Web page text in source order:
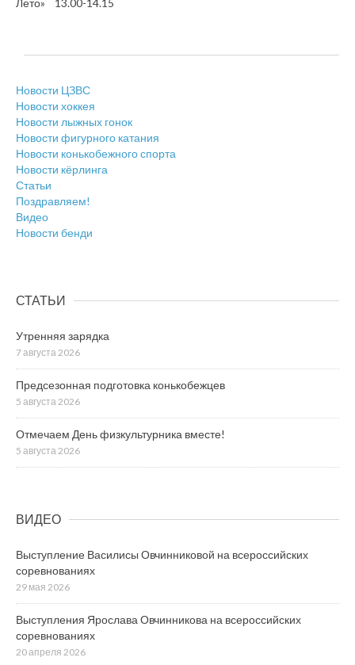
Лето» 13.00-14.15
Новости ЦЗВС
Новости хоккея
Новости лыжных гонок
Новости фигурного катания
Новости конькобежного спорта
Новости кёрлинга
Статьи
Поздравляем!
Видео
Новости бенди
СТАТЬИ
Утренняя зарядка
7 августа 2026
Предсезонная подготовка конькобежцев
5 августа 2026
Отмечаем День физкультурника вместе!
5 августа 2026
ВИДЕО
Выступление Василисы Овчинниковой на всероссийских
соревнованиях
29 мая 2026
Выступления Ярослава Овчинникова на всероссийских
соревнованиях
20 апреля 2026